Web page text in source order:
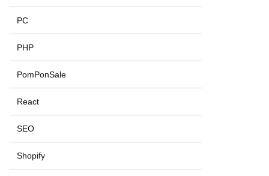
PC
PHP
PomPonSale
React
SEO
Shopify